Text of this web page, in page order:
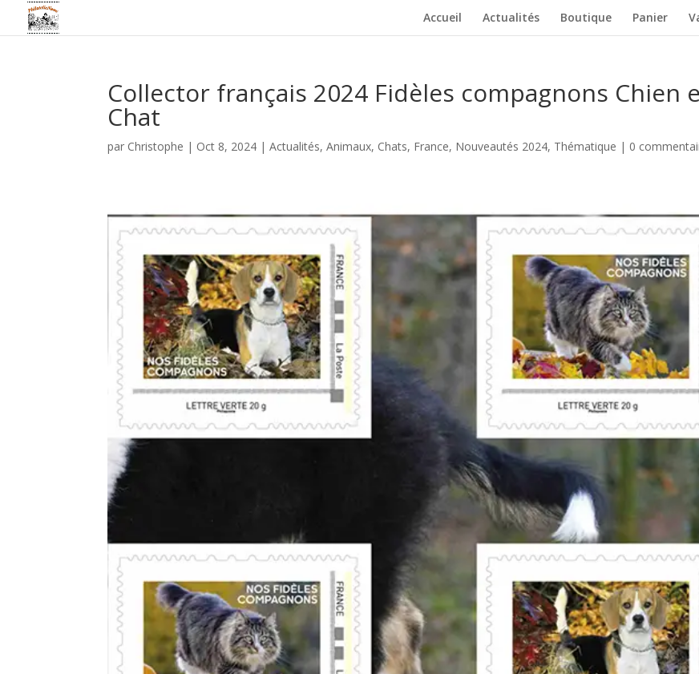
Accueil Actualités Boutique Panier
Collector français 2024 Fidèles compagnons Chien
Chat
par Christophe | Oct 8, 2024 |Actualités,Animaux, Chats, France, Nouveautés 2024, Thématique | 0